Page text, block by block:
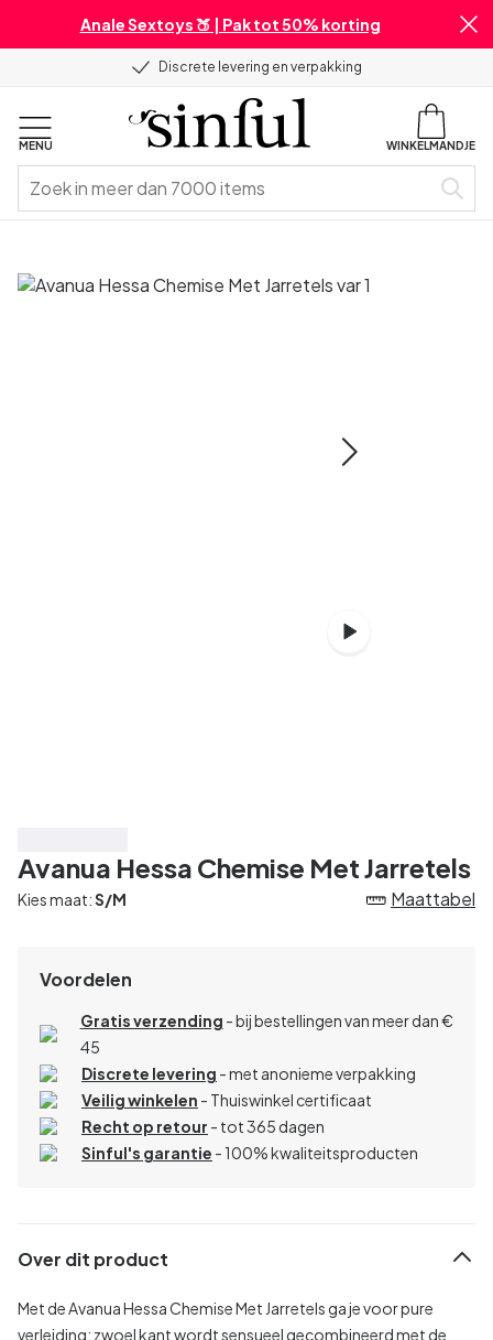
Anale Sextoys 🍑 | Pak tot 50% korting
Discrete levering en verpakking
MENU WINKELMANDJE
Avanua Hessa Chemise Met Jarretels
Kies maat:S/M Maattabel
Voordelen
Gratis verzending - bij bestellingen van meer dan €
45
Discrete levering - met anonieme verpakking
Veilig winkelen - Thuiswinkel certificaat
Recht op retour - tot 365 dagen
Sinful's garantie - 100% kwaliteitsproducten
Over dit product
Met de Avanua Hessa Chemise Met Jarretels ga je voor pure
verleiding: zwoel kant wordt sensueel gecombineerd met de